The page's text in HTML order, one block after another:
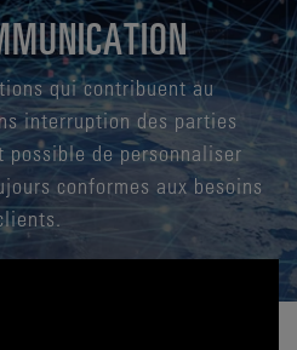
qui contribuent au
interruption des parties
de personnaliser
conformes aux besoins